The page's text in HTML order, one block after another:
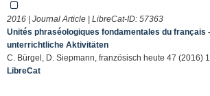
2016 | Journal Article | LibreCat-ID: 57363
Unités phraséologiques fondamentales du français
unterrichtliche Aktivitäten
C. Bürgel, D. Siepmann, französisch heute 47 (2016)
LibreCat